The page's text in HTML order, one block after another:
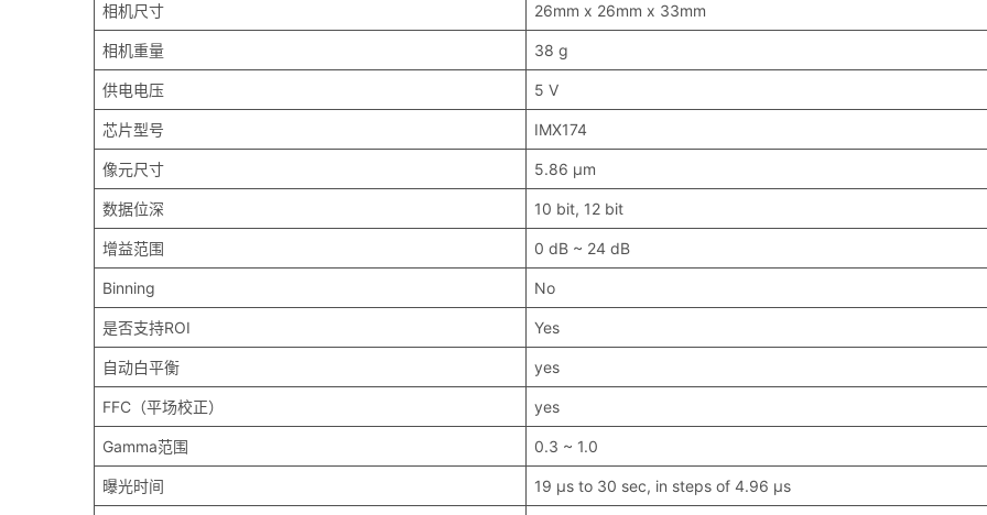
相机尺寸 26mm x 26mm x 33mm
相机重量 38 g
供电电压 5 V
芯片型号 IMX174
像元尺寸 5.86 μm
数据位深 10 bit, 12 bit
增益范围 0 dB ~ 24 dB
Binning No
是否支持ROI Yes
自动白平衡 yes
FFC（平场校正） yes
Gamma范围 0.3 ~ 1.0
曝光时间 19 μs to 30 sec, in steps of 4.96 μs